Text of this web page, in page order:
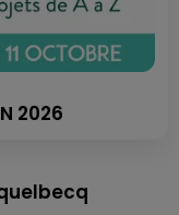
2026